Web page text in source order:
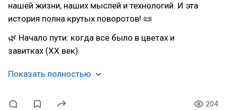
нашей жизни, наших мыслей и технологий. И эта
история полна крутых поворотов! 📜
🌿 Начало пути: когда всё было в цветах и
завитках (XX век).
Показать полностью
204